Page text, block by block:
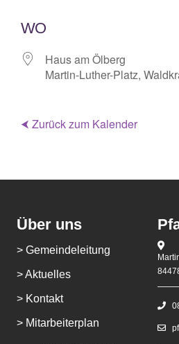
WO
Haus am Ölberg
Martin-Luther-Platz,
⮜ Zurück zum Kalender
Über uns
> Gemeindeleitung
> Aktuelles
> Kontakt
> Mitarbeiterplan